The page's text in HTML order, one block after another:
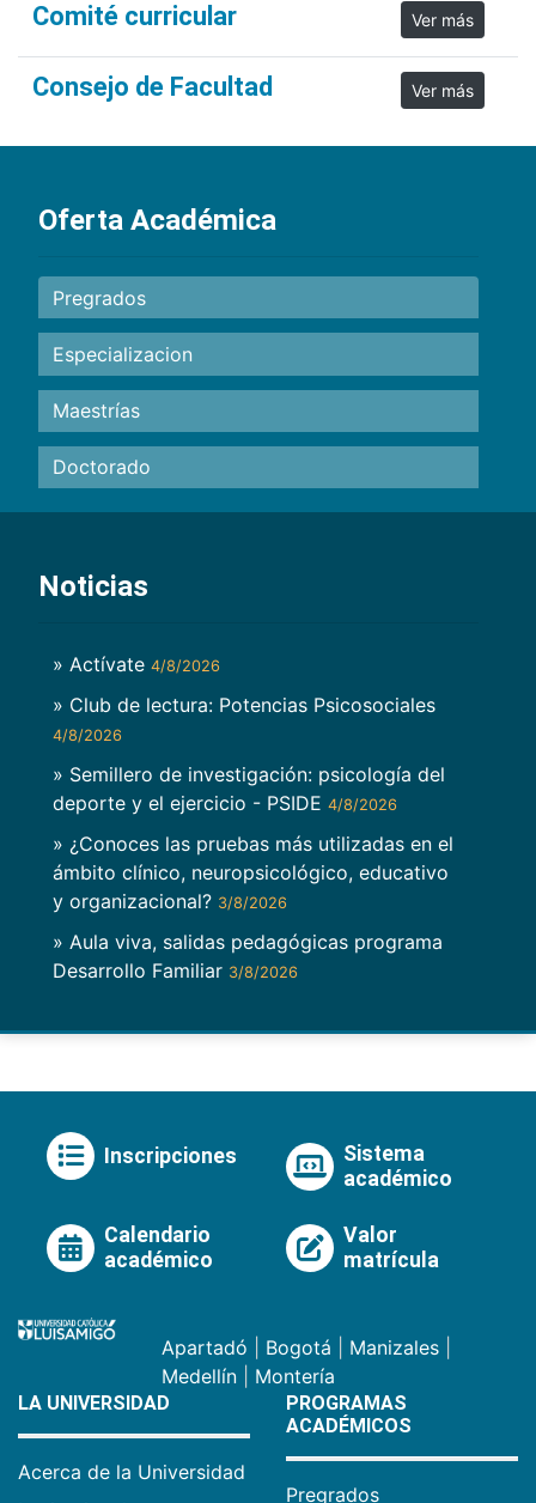
Comité curricular Ver más
Consejo de Facultad Ver más
Oferta Académica
Pregrados
Especializacion
Maestrías
Doctorado
Noticias
» Actívate 4/8/2026
» Club de lectura: Potencias Psicosociales
4/8/2026
» Semillero de investigación: psicología del
deporte y el ejercicio - PSIDE 4/8/2026
» ¿Conoces las pruebas más utilizadas en el
ámbito clínico, neuropsicológico, educativo
y organizacional? 3/8/2026
» Aula viva, salidas pedagógicas programa
Desarrollo Familiar 3/8/2026
Inscripciones
Sistema
académico
Calendario
académico
Valor
matrícula
Apartadó Bogotá Manizales
Medellín
Montería
LA UNIVERSIDAD
Acerca de la Universidad
PROGRAMAS
ACADÉMICOS
Pregrados